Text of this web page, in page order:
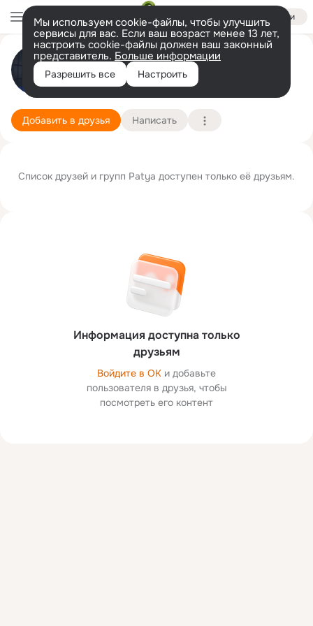
Войти
Мы используем cookie-файлы, чтобы улучшить
сервисы для вас. Если ваш возраст менее 13 лет,
настроить cookie-файлы должен ваш законный
представитель. Больше информации
Разрешить все Настроить
Patya ♡
Рио-де-Жанейро
8 июля (103 года)
Подробнее
Добавить в друзья Написать
Информация доступна только
друзьям
Войдите в ОК и добавьте
пользователя в друзья, чтобы
посмотреть его контент
Список друзей и групп Patya доступен только её друзьям.